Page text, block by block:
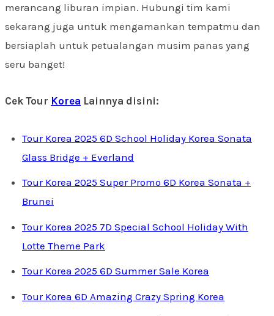
merancang liburan impian. Hubungi tim kami
sekarang juga untuk mengamankan tempatmu dan
bersiaplah untuk petualangan musim panas yang
seru banget!
Cek Tour Korea Lainnya disini:
Tour Korea 2025 6D School Holiday Korea Sonata
Glass Bridge + Everland
Tour Korea 2025 Super Promo 6D Korea Sonata +
Brunei
Tour Korea 2025 7D Special School Holiday With
Lotte Theme Park
Tour Korea 2025 6D Summer Sale Korea
Tour Korea 6D Amazing Crazy Spring Korea